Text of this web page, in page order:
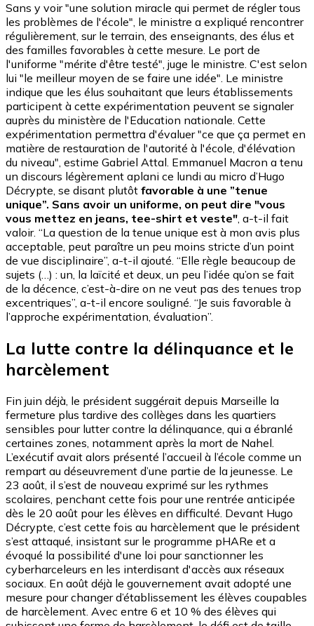
Sans y voir "une solution miracle qui permet de régler tous
les problèmes de l'école", le ministre a expliqué rencontrer
régulièrement, sur le terrain, des enseignants, des élus et
des familles favorables à cette mesure. Le port de
l'uniforme "mérite d'être testé", juge le ministre. C'est selon
lui "le meilleur moyen de se faire une idée". Le ministre
indique que les élus souhaitant que leurs établissements
participent à cette expérimentation peuvent se signaler
auprès du ministère de l'Education nationale. Cette
expérimentation permettra d'évaluer "ce que ça permet en
matière de restauration de l'autorité à l'école, d'élévation
du niveau", estime Gabriel Attal. Emmanuel Macron a tenu
un discours légèrement aplani ce lundi au micro d’Hugo
Décrypte, se disant plutôt favorable à une ”tenue
unique”. Sans avoir un uniforme, on peut dire "vous
vous mettez en jeans, tee-shirt et veste", a-t-il fait
valoir. “La question de la tenue unique est à mon avis plus
acceptable, peut paraître un peu moins stricte d’un point
de vue disciplinaire”, a-t-il ajouté. “Elle règle beaucoup de
sujets (…) : un, la laïcité et deux, un peu l’idée qu’on se fait
de la décence, c’est-à-dire on ne veut pas des tenues trop
excentriques”, a-t-il encore souligné. “Je suis favorable à
l’approche expérimentation, évaluation”.
La lutte contre la délinquance et le
harcèlement
Fin juin déjà, le président suggérait depuis Marseille la
fermeture plus tardive des collèges dans les quartiers
sensibles pour lutter contre la délinquance, qui a ébranlé
certaines zones, notamment après la mort de Nahel.
L’exécutif avait alors présenté l’accueil à l’école comme un
rempart au déseuvrement d’une partie de la jeunesse. Le
23 août, il s’est de nouveau exprimé sur les rythmes
scolaires, penchant cette fois pour une rentrée anticipée
dès le 20 août pour les élèves en difficulté. Devant Hugo
Décrypte, c’est cette fois au harcèlement que le président
s’est attaqué, insistant sur le programme pHARe et a
évoqué la possibilité d'une loi pour sanctionner les
cyberharceleurs en les interdisant d'accès aux réseaux
sociaux. En août déjà le gouvernement avait adopté une
mesure pour changer d’établissement les élèves coupables
de harcèlement. Avec entre 6 et 10 % des élèves qui